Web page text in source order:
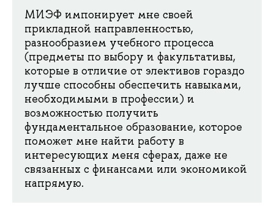
МИЭФ импонирует мне своей
прикладной направленностью,
разнообразием учебного процесса
(предметы по выбору и факультативы,
которые в отличие от элективов гораздо
лучше способны обеспечить навыками,
необходимыми в профессии) и
возможностью получить
фундаментальное образование, которое
поможет мне найти работу в
интересующих меня сферах, даже не
связанных с финансами или экономикой
напрямую.